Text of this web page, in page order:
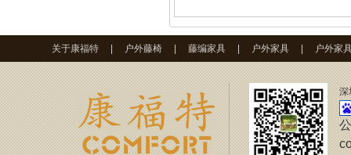
关于康福特 户外藤椅 藤编家具 户外家具 户外家
深